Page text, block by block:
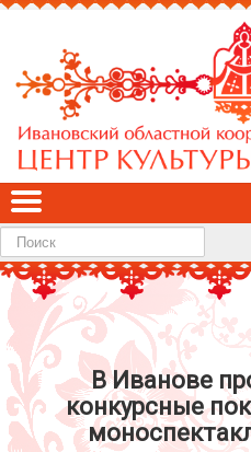
Найти
В Иванове
конкурсные